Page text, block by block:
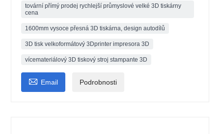
tovární přímý prodej rychlejší průmyslové velké 3D tiskárny
cena
1600mm vysoce přesná 3D tiskárna, design autodílů
3D tisk velkoformátový 3Dprinter impresora 3D
vícemateriálový 3D tiskový stroj stampante 3D
 Email Podrobnosti